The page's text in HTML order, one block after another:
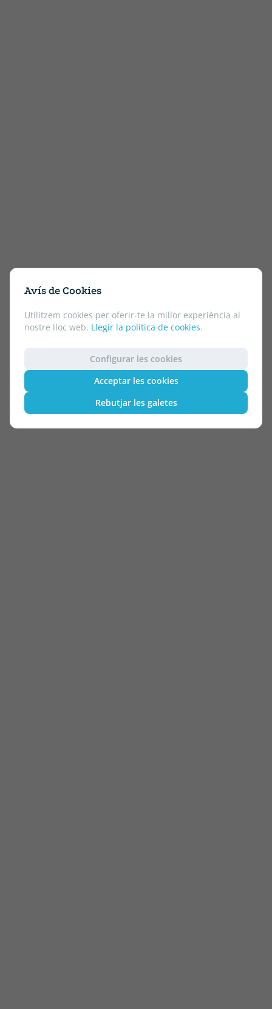
Avís de Cookies
Utilitzem cookies per oferir-te la millor experiència al
nostre lloc web. Llegir la política de cookies.
Configurar les cookies
Acceptar les cookies
Rebutjar les galetes